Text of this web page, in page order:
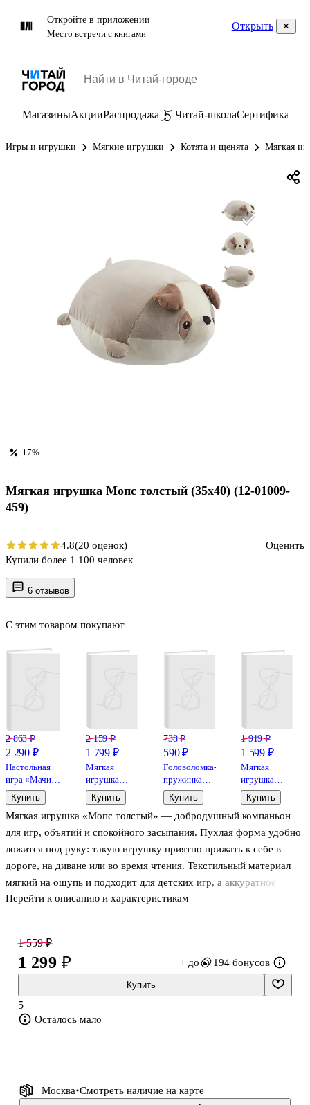
Откройте в приложении
Место встречи с книгами
Открыть
МагазиныАкцииРаспродажа Читай-школаСертификаты
Игры и игрушки Мягкие игрушки Котята и щенята Мягкая
6 отзывов
Мягкая игрушка «Мопс толстый» — добродушный компаньон
для игр, объятий и спокойного засыпания. Пухлая форма удобно
ложится под руку: такую игрушку приятно прижать к себе в
дороге, на диване или во время чтения. Текстильный материал
мягкий на ощупь и подходит для детских игр, а аккуратное
исполнение делает мопса милым подарком для ребёнка и всех,
Перейти к описанию и характеристикам
С этим товаром покупают
2 863 ₽
2 290 ₽
Настольная
игра «Мачи
Коро», Hobby
World
Купить
2 159 ₽
1 799 ₽
Мягкая
игрушка
"Сиамский
кот-
подушка", 70
см
Купить
738 ₽
590 ₽
Головоломка-
пружинка
узор, 15 см,
металлик
Купить
1 919 ₽
1 599 ₽
Мягкая
игрушка
«Капибара»,
40 см,
Bookvalno
Купить
-17%
Мягкая игрушка Мопс толстый (35х40) (12-01009-
459)
4.8(20 оценок)
Оценить
Купили более 1 100 человек
1 559 ₽
1 299 ₽ + до 194 бонусов
Купить
5
Осталось мало
Москва Смотреть наличие на карте